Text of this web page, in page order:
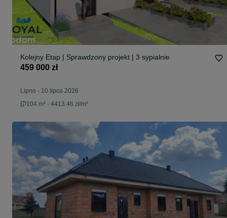
Kolejny Etap | Sprawdzony projekt | 3 sypialnie
459 000 zł
Lipno - 10 lipca 2026
104 m² - 4413.46 zł/m²